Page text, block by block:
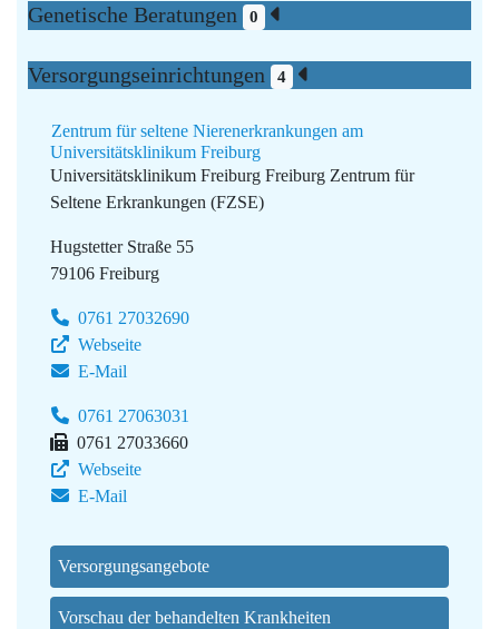
Genetische Beratungen 0
Versorgungseinrichtungen 4
Zentrum für seltene Nierenerkrankungen am
Universitätsklinikum Freiburg
Universitätsklinikum Freiburg Freiburg Zentrum für
Seltene Erkrankungen (FZSE)
Hugstetter Straße 55
79106 Freiburg
0761 27032690
Webseite
E-Mail
0761 27063031
0761 27033660
Webseite
E-Mail
Versorgungsangebote
Vorschau der behandelten Krankheiten